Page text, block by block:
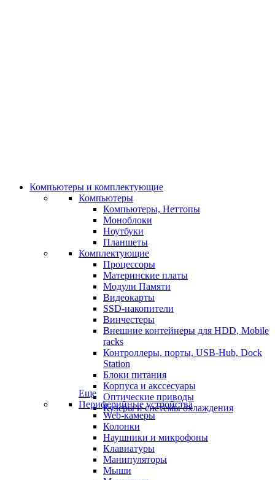
Компьютеры и комплектующие
Компьютеры
Компьютеры, Неттопы
Моноблоки
Ноутбуки
Планшеты
Комплектующие
Процессоры
Материнские платы
Модули Памяти
Видеокарты
SSD-накопители
Винчестеры
Внешние контейнеры для HDD, Mobile
racks
Контроллеры, порты, USB-Hub, Dock
Station
Блоки питания
Корпуса и акссесуары
Оптические приводы
Кулеры и системы охлаждения
Еще
Периферийные устройства
Web-камеры
Колонки
Наушники и микрофоны
Клавиатуры
Манипуляторы
Мыши